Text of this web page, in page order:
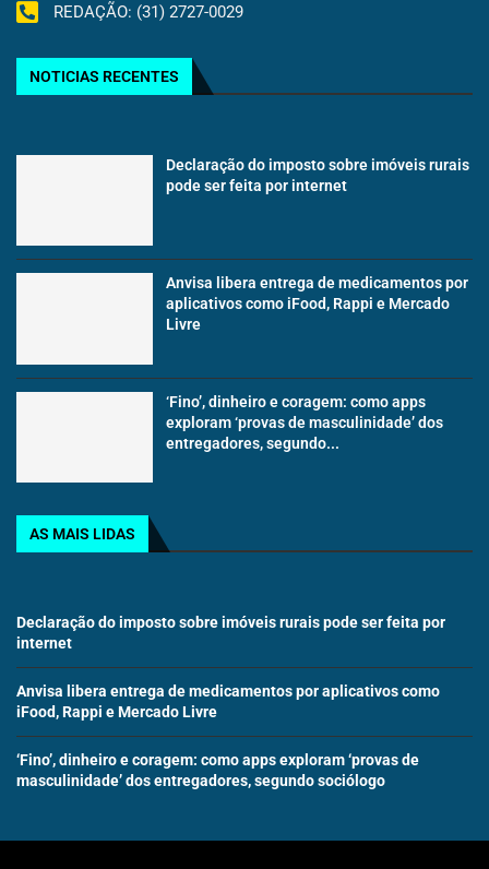
REDAÇÃO: (31) 2727-0029
NOTICIAS RECENTES
Declaração do imposto sobre imóveis rurais
pode ser feita por internet
Anvisa libera entrega de medicamentos por
aplicativos como iFood, Rappi e Mercado
Livre
‘Fino’, dinheiro e coragem: como apps
exploram ‘provas de masculinidade’ dos
entregadores, segundo...
AS MAIS LIDAS
Declaração do imposto sobre imóveis rurais pode ser feita por
internet
Anvisa libera entrega de medicamentos por aplicativos como
iFood, Rappi e Mercado Livre
‘Fino’, dinheiro e coragem: como apps exploram ‘provas de
masculinidade’ dos entregadores, segundo sociólogo